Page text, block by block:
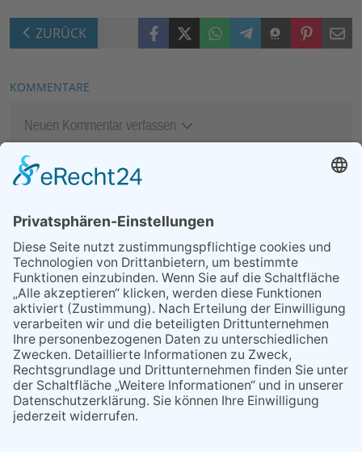
ZURÜCK FacebookX (Twitter)WhatsAppTelegramThreemaPinterestMail
KOMMENTARE
Neuen Kommentar verfassen
MEIST GELESEN
06.08.2026
13. Folk- & Bluesfestival
kehrt zurück zu seinen
Wurzeln
07.08.2026
Niederlage trotz guter
Leistung
03.08.2026
„Mein Smartphone im Alltag“
29.05.2026
Was Tschernobyl vor 40
Jahren für Kriftel bedeutete
07.08.2026
Montag, 24. August: Handy
Café geöffnet